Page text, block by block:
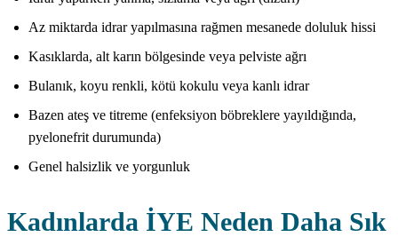
Az miktarda idrar yapılmasına rağmen mesanede doluluk hissi
Kasıklarda, alt karın bölgesinde veya pelviste ağrı
Bulanık, koyu renkli, kötü kokulu veya kanlı idrar
Bazen ateş ve titreme (enfeksiyon böbreklere yayıldığında,
pyelonefrit durumunda)
Genel halsizlik ve yorgunluk
Kadınlarda İYE Neden Daha Sık